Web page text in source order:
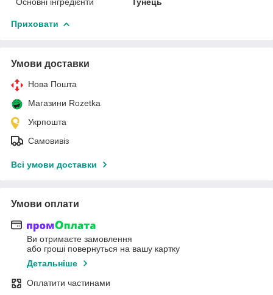
Приховати
Умови доставки
Нова Пошта
Магазини Rozetka
Укрпошта
Самовивіз
Всі умови доставки
Умови оплати
Ви отримаєте замовлення
або гроші повернуться на вашу картку
Детальніше
Оплатити частинами